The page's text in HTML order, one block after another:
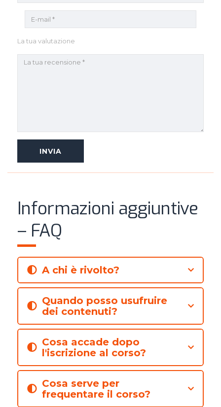
La tua valutazione
Informazioni aggiuntive
– FAQ
A chi è rivolto?
Quando posso usufruire
dei contenuti?
Cosa accade dopo
l'iscrizione al corso?
Cosa serve per
frequentare il corso?